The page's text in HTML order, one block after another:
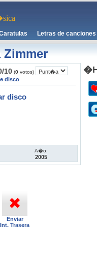
Letras de canciones
Zimmer
/10 (0 votos)
disco
disco
A�o:
2005
Enviar
Int. Trasera